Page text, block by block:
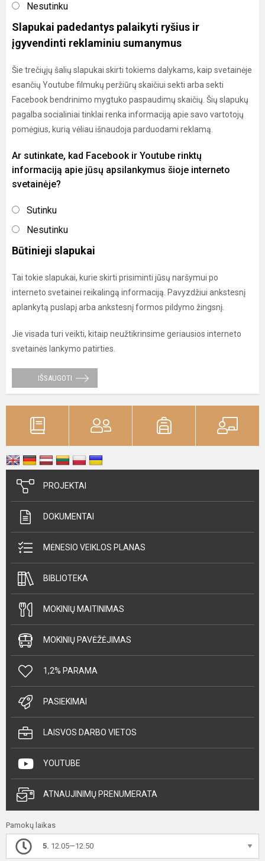
Nesutinku
Slapukai padedantys palaikyti ryšius ir
įgyvendinti reklaminiu sumanymus
Šie trečiųjų šalių slapukai skirti tokiems dalykams, kaip svetainėje
esančių Youtube filmukų peržiūrų skaičiui sekti arba sekti
Facebook bendrinimo mygtuko paspaudimų skaičių. Šių slapukų
pagalba socialiniai tinklai renka informaciją apie savo vartotojų
pomėgius, kurią vėliau išnaudoja parduodami reklamą.
Ar sutinkate, kad Facebook ir Youtube rinktų
informaciją apie jūsų apsilankymus šioje interneto
svetainėje?
Sutinku
Nesutinku
Būtinieji slapukai
Tai tokie slapukai, kurie skirti prisiminti jūsų naršymui po
interneto svetainei reikalingą informaciją. Pavyzdžiui ankstesnį
aplankytą puslapį arba ankstesnį formos pildymo žingsnį.
Jie visada turi veikti, kitaip neužtikrinsime geriausios interneto
svetainės lankymo patirties.
IŠSAUGOTI
PROJEKTAI
DOKUMENTAI
MĖNESIO VEIKLOS PLANAS
BIBLIOTEKA
MOKINIŲ MAITINIMAS
MOKINIŲ PAVĖŽĖJIMAS
1,2% PARAMA
PASIEKIMAI
LAISVOS DARBO VIETOS
YOUTUBE
ATNAUJINIMŲ PRENUMERATA
Pamokų laikas
5. 12.05—12.50